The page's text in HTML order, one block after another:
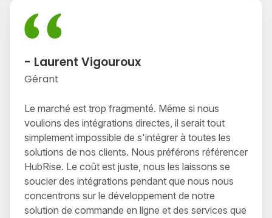
- Laurent Vigouroux
Gérant
Le marché est trop fragmenté. Même si nous
voulions des intégrations directes, il serait tout
simplement impossible de s'intégrer à toutes les
solutions de nos clients. Nous préférons référencer
HubRise. Le coût est juste, nous les laissons se
soucier des intégrations pendant que nous nous
concentrons sur le développement de notre
solution de commande en ligne et des services que